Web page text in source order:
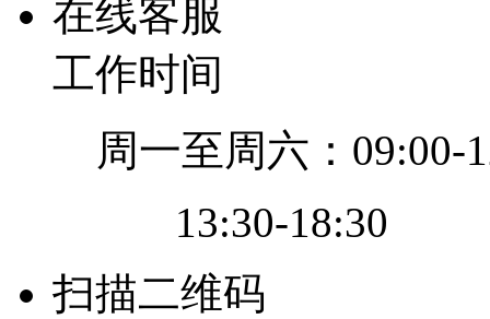
在线客服
工作时间
周一至周六：09:00-
13:30-18:30
扫描二维码